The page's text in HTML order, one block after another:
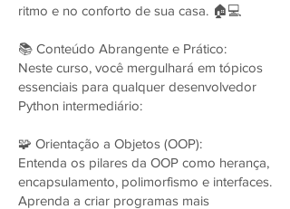
ritmo e no conforto de sua casa. 🏠💻
📚 Conteúdo Abrangente e Prático:
Neste curso, você mergulhará em tópicos
essenciais para qualquer desenvolvedor
Python intermediário:
🧩 Orientação a Objetos (OOP):
Entenda os pilares da OOP como herança,
encapsulamento, polimorfismo e interfaces.
Aprenda a criar programas mais